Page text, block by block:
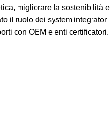
migliorare la sostenibilità e
il ruolo dei system integrator
con OEM e enti certificatori.